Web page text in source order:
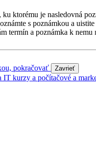
ktorému je nasledovná
s poznámkou a
termín a poznámka k nemu
pokračovať